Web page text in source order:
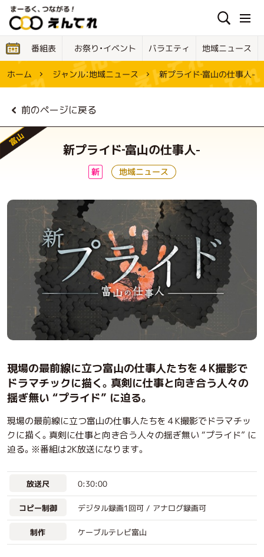
番組表 お祭り・イベント バラエティ 地域ニュース
ホーム ジャンル：地域ニュース 新プライド‐富山の仕事人-
前のページに戻る
富山
新プライド‐富山の仕事人-
新 地域ニュース
現場の最前線に立つ富山の仕事人たちを４K撮影で
ドラマチックに描く。真剣に仕事と向き合う人々の
揺ぎ無い “プライド” に迫る。
現場の最前線に立つ富山の仕事人たちを４K撮影でドラマチッ
クに描く。真剣に仕事と向き合う人々の揺ぎ無い “プライド” に
迫る。※番組は2K放送になります。
放送尺 0:30:00
コピー制御 デジタル録画1回可 / アナログ録画可
制作 ケーブルテレビ富山